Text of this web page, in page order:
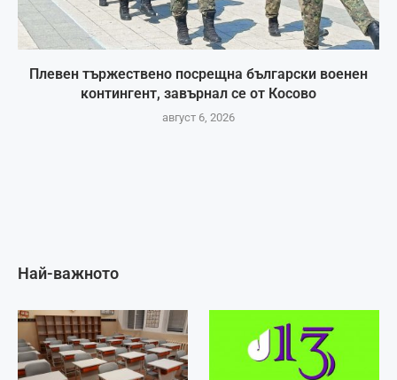
Плевен тържествено посрещна български военен
контингент, завърнал се от Косово
август 6, 2026
Най-важното